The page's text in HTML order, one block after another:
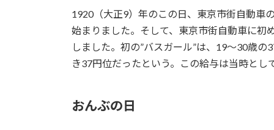
1920（大正9）年のこの日、東京市街自動車
始まりました。そして、東京市街自動車に初
しました。初の”バスガール”は、19～30歳
き37円位だったという。この給与は当時と
おんぶの日